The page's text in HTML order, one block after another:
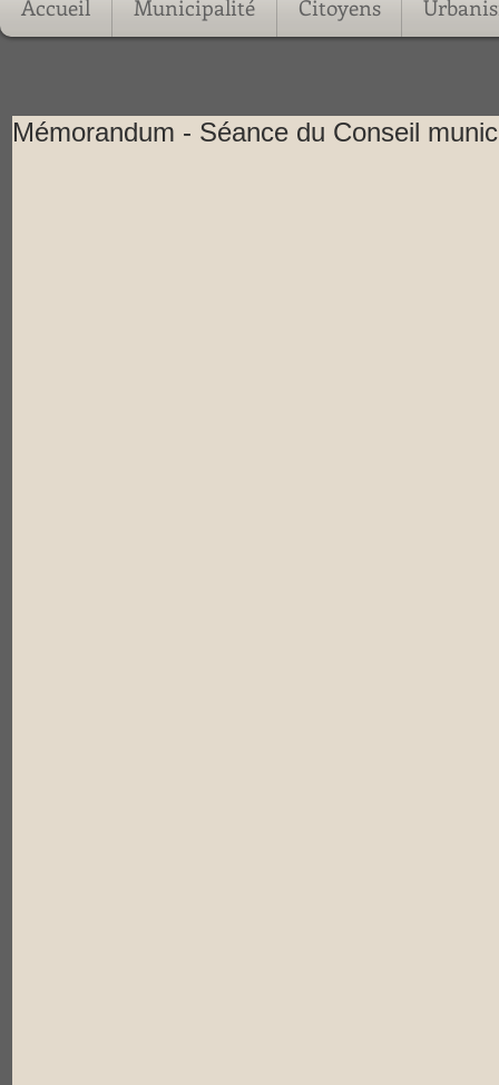
Accueil Municipalité Citoyens
Mémorandum - Séance du Conseil